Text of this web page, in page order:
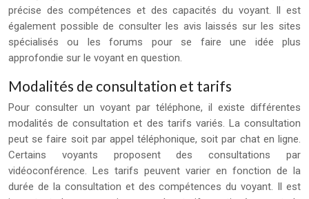
précise des compétences et des capacités du voyant. Il est
également possible de consulter les avis laissés sur les sites
spécialisés ou les forums pour se faire une idée plus
approfondie sur le voyant en question.
Modalités de consultation et tarifs
Pour consulter un voyant par téléphone, il existe différentes
modalités de consultation et des tarifs variés. La consultation
peut se faire soit par appel téléphonique, soit par chat en ligne.
Certains voyants proposent des consultations par
vidéoconférence. Les tarifs peuvent varier en fonction de la
durée de la consultation et des compétences du voyant. Il est